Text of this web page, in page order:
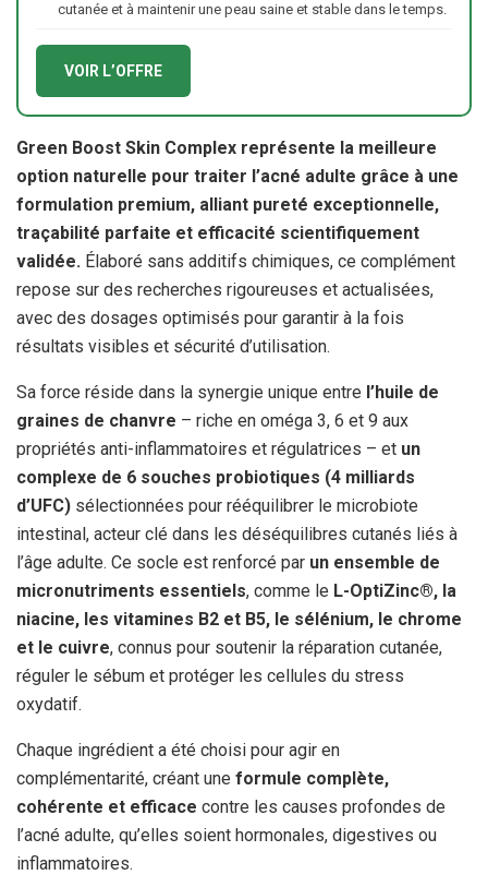
cutanée et à maintenir une peau saine et stable dans le temps.
VOIR L’OFFRE
Green Boost Skin Complex représente la meilleure
option naturelle pour traiter l’acné adulte grâce à une
formulation premium, alliant pureté exceptionnelle,
traçabilité parfaite et efficacité scientifiquement
validée. Élaboré sans additifs chimiques, ce complément
repose sur des recherches rigoureuses et actualisées,
avec des dosages optimisés pour garantir à la fois
résultats visibles et sécurité d’utilisation.
Sa force réside dans la synergie unique entre l’huile de
graines de chanvre – riche en oméga 3, 6 et 9 aux
propriétés anti-inflammatoires et régulatrices – et un
complexe de 6 souches probiotiques (4 milliards
d’UFC) sélectionnées pour rééquilibrer le microbiote
intestinal, acteur clé dans les déséquilibres cutanés liés à
l’âge adulte. Ce socle est renforcé par un ensemble de
micronutriments essentiels, comme le L-OptiZinc®, la
niacine, les vitamines B2 et B5, le sélénium, le chrome
et le cuivre, connus pour soutenir la réparation cutanée,
réguler le sébum et protéger les cellules du stress
oxydatif.
Chaque ingrédient a été choisi pour agir en
complémentarité, créant une formule complète,
cohérente et efficace contre les causes profondes de
l’acné adulte, qu’elles soient hormonales, digestives ou
inflammatoires.